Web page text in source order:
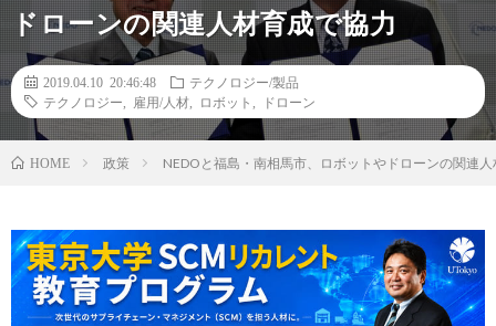
ドローンの関連人材育成で協力
2019.04.10 20:46:48
テクノロジー/製品
テクノロジー
雇用/人材 ロボット ドローン
HOME 政策 NEDOと福島・南相馬市、ロボットやドローンの関連